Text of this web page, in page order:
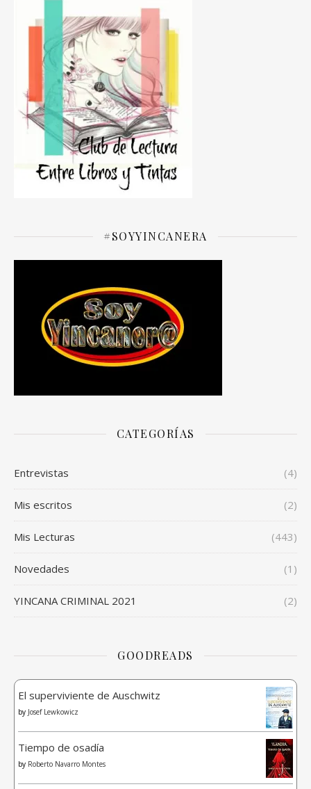
#SOYYINCANERA
CATEGORÍAS
Entrevistas (4)
Mis escritos (2)
Mis Lecturas (443)
Novedades (1)
YINCANA CRIMINAL 2021 (2)
GOODREADS
El superviviente de Auschwitz
by Josef Lewkowicz
Tiempo de osadía
by Roberto Navarro Montes